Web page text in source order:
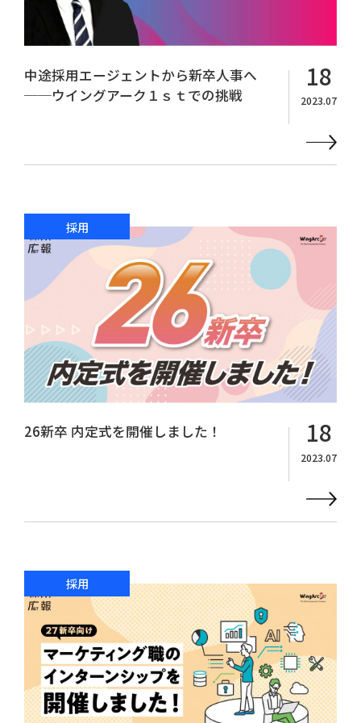
中途採用エージェントから新卒人事へ
──ウイングアーク１ｓｔでの挑戦
18
2023.07
採用
26新卒 内定式を開催しました！ 18
2023.07
採用